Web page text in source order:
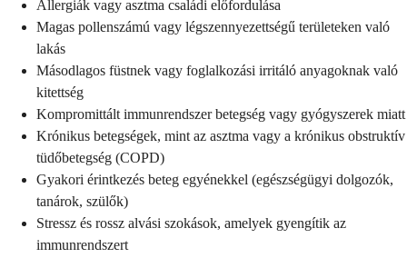
Allergiák vagy asztma családi előfordulása
Magas pollenszámú vagy légszennyezettségű területeken való
lakás
Másodlagos füstnek vagy foglalkozási irritáló anyagoknak való
kitettség
Kompromittált immunrendszer betegség vagy gyógyszerek miatt
Krónikus betegségek, mint az asztma vagy a krónikus obstruktív
tüdőbetegség (COPD)
Gyakori érintkezés beteg egyénekkel (egészségügyi dolgozók,
tanárok, szülők)
Stressz és rossz alvási szokások, amelyek gyengítik az
immunrendszert